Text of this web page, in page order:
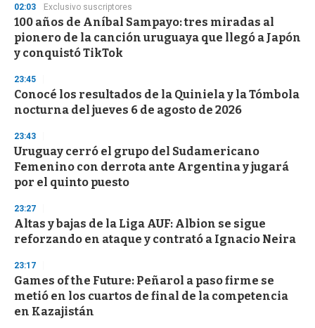
02:03 Exclusivo suscriptores
100 años de Aníbal Sampayo: tres miradas al
pionero de la canción uruguaya que llegó a Japón
y conquistó TikTok
23:45
Conocé los resultados de la Quiniela y la Tómbola
nocturna del jueves 6 de agosto de 2026
23:43
Uruguay cerró el grupo del Sudamericano
Femenino con derrota ante Argentina y jugará
por el quinto puesto
23:27
Altas y bajas de la Liga AUF: Albion se sigue
reforzando en ataque y contrató a Ignacio Neira
23:17
Games of the Future: Peñarol a paso firme se
metió en los cuartos de final de la competencia
en Kazajistán